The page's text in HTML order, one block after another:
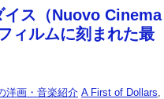
イス（Nuovo Cinema
ィルムに刻まれた最
洋画・音楽紹介 A First of Dollars,